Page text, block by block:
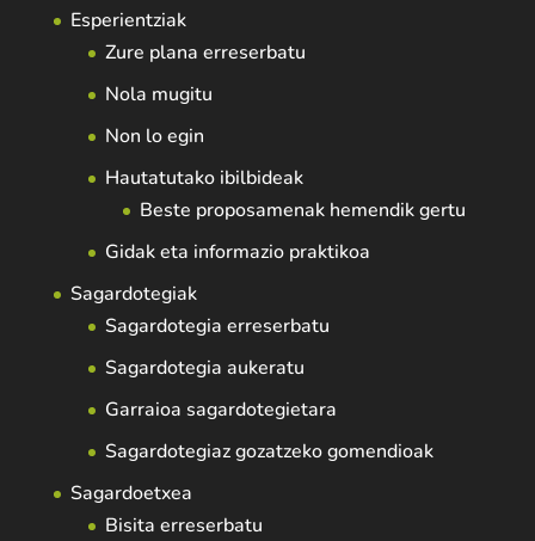
Esperientziak
Zure plana erreserbatu
Nola mugitu
Non lo egin
Hautatutako ibilbideak
Beste proposamenak hemendik gertu
Gidak eta informazio praktikoa
Sagardotegiak
Sagardotegia erreserbatu
Sagardotegia aukeratu
Garraioa sagardotegietara
Sagardotegiaz gozatzeko gomendioak
Sagardoetxea
Bisita erreserbatu